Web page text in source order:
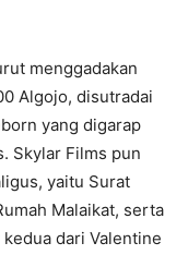
menggadakan
Algojo, disutradai
yang digarap
Skylar Films pun
yaitu Surat
Malaikat, serta
dari Valentine